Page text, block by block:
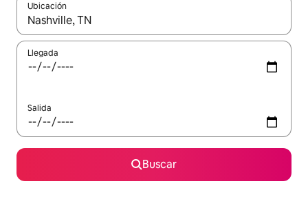
Ubicación
Cuando los resultados estén disponibles, navega con las
Llegada
Salida
Buscar